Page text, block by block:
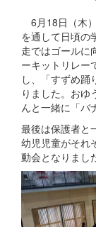
6月18日（木
を通して日頃の
走ではゴールに
ーキットリレー
し、「すずめ踊
りました。おゆ
んと一緒に「バ
最後は保護者と
幼児児童がそれ
動会となりまし